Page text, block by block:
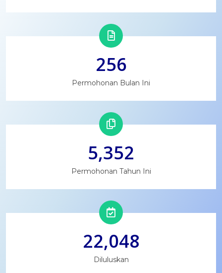
256
Permohonan Bulan Ini
5,352
Permohonan Tahun Ini
22,048
Diluluskan